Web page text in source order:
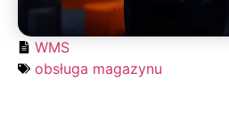
WMS
obsługa magazynu